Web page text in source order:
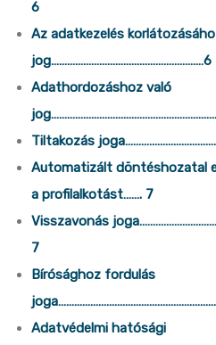
6
Az adatkezelés
jog…………………………………………………6
Adathordozáshoz való
Tiltakozás
Automatizált döntéshozatal
a profilalkotást……. 7
Visszavonás
7
Bírósághoz fordulás
Adatvédelmi hatósági